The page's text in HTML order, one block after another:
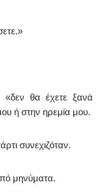
θα έχετε ξανά
ή στην ηρεμία μου.
συνεχιζόταν.
μηνύματα.